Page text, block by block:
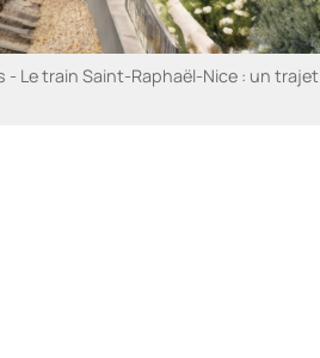
Le train Saint-Raphaël-Nice : un trajet